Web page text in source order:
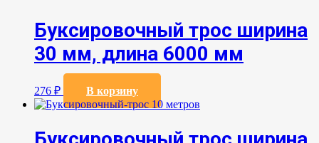
Буксировочный трос ширина
30 мм, длина 6000 мм
276 ₽ В корзину